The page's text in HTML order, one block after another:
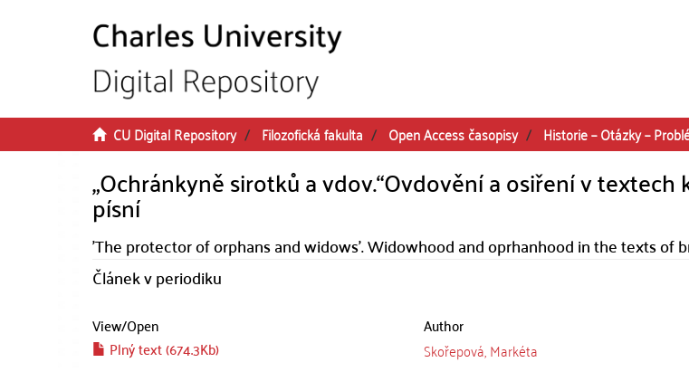
CU Digital Repository Filozofická fakulta Open Access časopisy Historie – Otázky –
„Ochránkyně sirotků a vdov.“Ovdovění a osiření v textech
písní
'The protector of orphans and widows'. Widowhood and oprhanhood in the texts of
Článek v periodiku
View/Open
Plný text (674.3Kb)
Author
Skořepová, Markéta